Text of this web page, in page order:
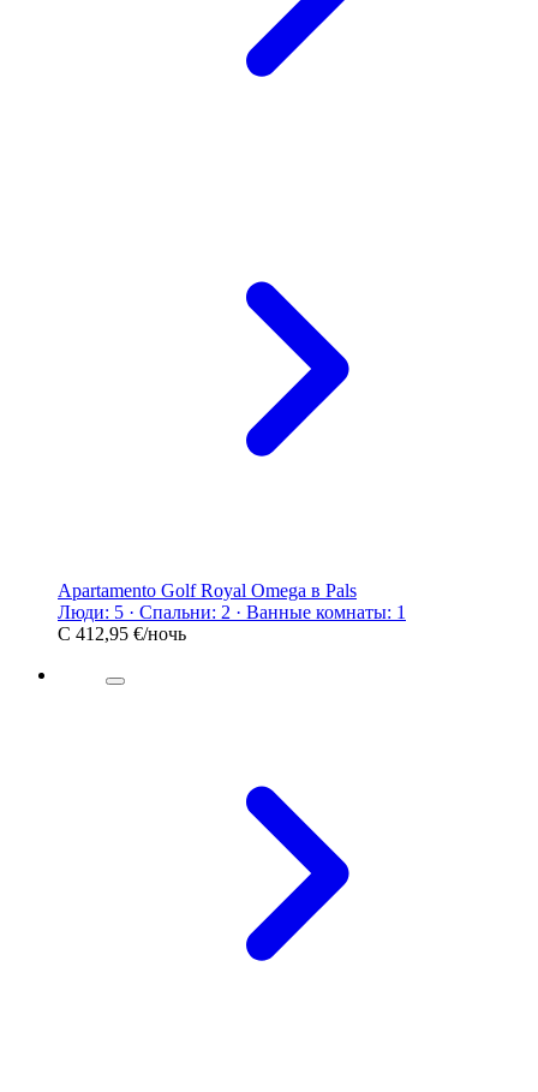
Apartamento Golf Royal Omega в Pals
Люди: 5 · Спальни: 2 · Ванные комнаты: 1
С 412,95 €/ночь